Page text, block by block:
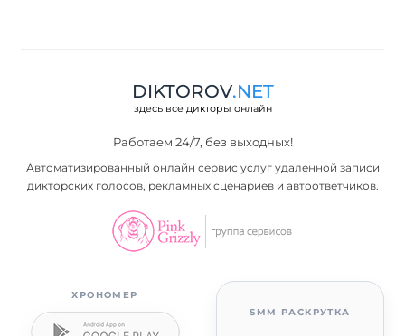
DIKTOROV.NET
здесь все дикторы онлайн
Работаем 24/7, без выходных!
Автоматизированный онлайн сервис услуг удаленной записи
дикторских голосов, рекламных сценариев и автоответчиков.
ХРОНОМЕР
SMM РАСКРУТКА